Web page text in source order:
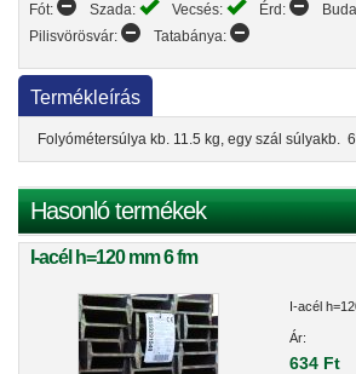
Fót: Szada: Vecsés: Érd:
Pilisvörösvár:
Tatabánya:
Termékleírás
Folyómétersúlya kb. 11.5 kg, egy szál súlyakb.
Hasonló termékek
I-acél h=120 mm 6 fm
I-acél
Ár:
634 Ft